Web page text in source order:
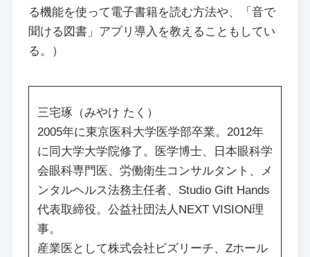
る機能を使って電子書籍を読む方法や、「音で
聞ける図書」アプリ導入を教えることもしてい
る。）
三宅琢（みやけ たく）
2005年に東京医科大学医学部卒業。2012年
に同大学大学院修了。医学博士、日本眼科学
会眼科専門医、労働衛生コンサルタント、メ
ンタルヘルス法務主任者、Studio Gift Hands
代表取締役。公益社団法人NEXT VISION理
事。
産業医として株式会社ビズリーチ、Zホール